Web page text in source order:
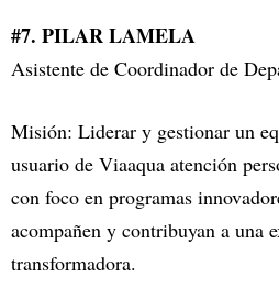
#7. PILAR LAMELA
Asistente de Coordinador de
Misión: Liderar y gestionar un
usuario de Viaaqua atención
con foco en programas
acompañen y contribuyan a una
transformadora.